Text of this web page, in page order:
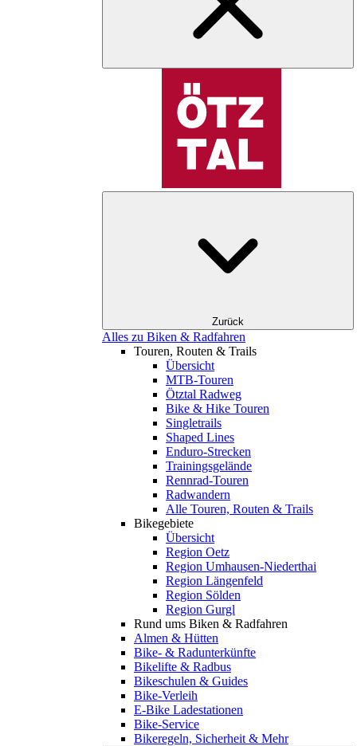
Zurück
Alles zu Biken & Radfahren
Touren, Routen & Trails
Übersicht
MTB-Touren
Ötztal Radweg
Bike & Hike Touren
Singletrails
Shaped Lines
Enduro-Strecken
Trainingsgelände
Rennrad-Touren
Radwandern
Alle Touren, Routen & Trails
Bikegebiete
Übersicht
Region Oetz
Region Umhausen-Niederthai
Region Längenfeld
Region Sölden
Region Gurgl
Rund ums Biken & Radfahren
Almen & Hütten
Bike- & Radunterkünfte
Bikelifte & Radbus
Bikeschulen & Guides
Bike-Verleih
E-Bike Ladestationen
Bike-Service
Bikeregeln, Sicherheit & Mehr